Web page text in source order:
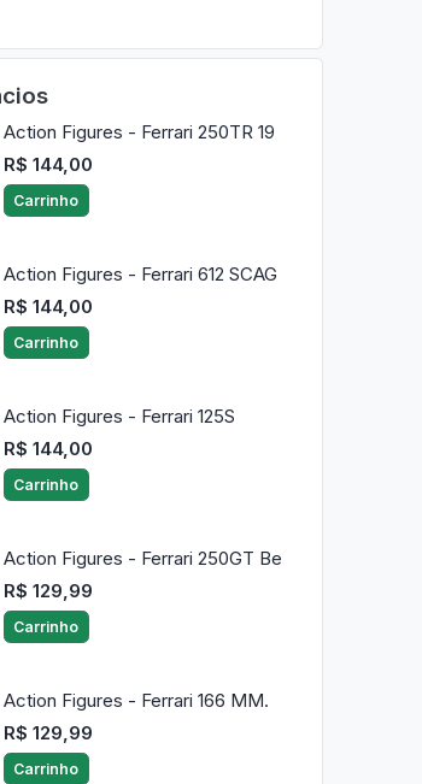
Action Figures - Ferrari 250TR 19
R$ 144,00
Carrinho
Action Figures - Ferrari 612 SCAG
R$ 144,00
Carrinho
Action Figures - Ferrari 125S
R$ 144,00
Carrinho
Action Figures - Ferrari 250GT Be
R$ 129,99
Carrinho
Action Figures - Ferrari 166 MM.
R$ 129,99
Carrinho